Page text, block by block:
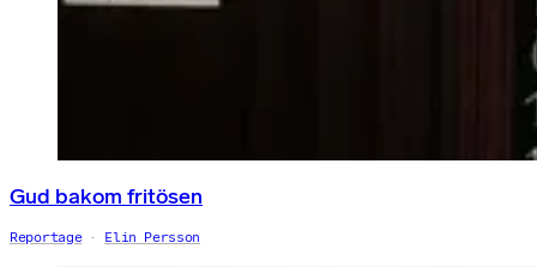
Gud bakom fritösen
Reportage Elin Persson